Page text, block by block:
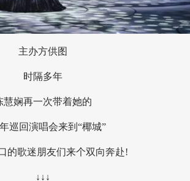
办方供图
时隔多年
再一次带着她的
回演唱会来到“椰城”
歌迷朋友们来个双向奔赴!
↓↓↓